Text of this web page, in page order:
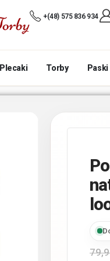
+(48) 575 836 934
Plecaki Torby Paski